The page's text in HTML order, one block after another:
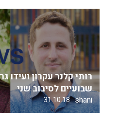
רותי קלנר עקרון ועידו
שבועיים לסיבוב שני
shani
31.10.18